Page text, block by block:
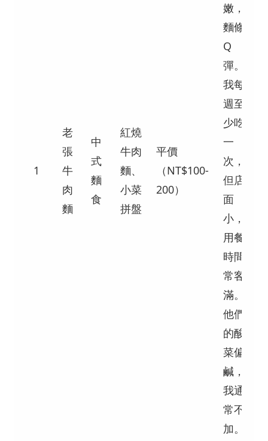
1
老
張
牛
肉
麵
中
式
麵
食
紅燒
牛肉
麵、
小菜
拼盤
平價
（NT$100-
200）
嫩，
麵條
Q
彈。
我每
週至
少吃
一
次，
但店
面
小，
用餐
時間
常客
滿。
他們
的酸
菜偏
鹹，
我通
常不
加。